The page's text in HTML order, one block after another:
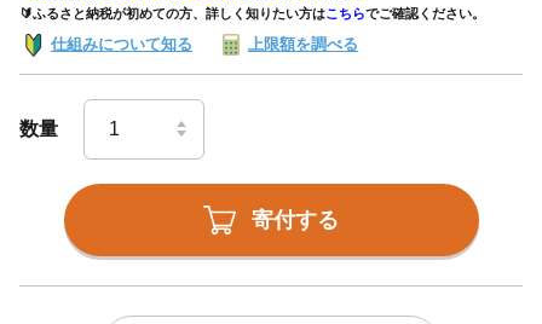
🔰ふるさと納税が初めての方、詳しく知りたい方はこちらでご確認ください。
仕組みについて知る 上限額を調べる
数量
寄付する